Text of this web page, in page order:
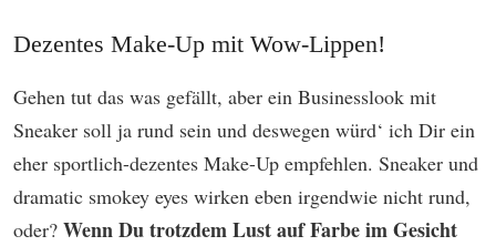
Dezentes Make-Up mit Wow-Lippen!
Gehen tut das was gefällt, aber ein Businesslook mit
Sneaker soll ja rund sein und deswegen würd‘ ich Dir ein
eher sportlich-dezentes Make-Up empfehlen. Sneaker und
dramatic smokey eyes wirken eben irgendwie nicht rund,
oder? Wenn Du trotzdem Lust auf Farbe im Gesicht